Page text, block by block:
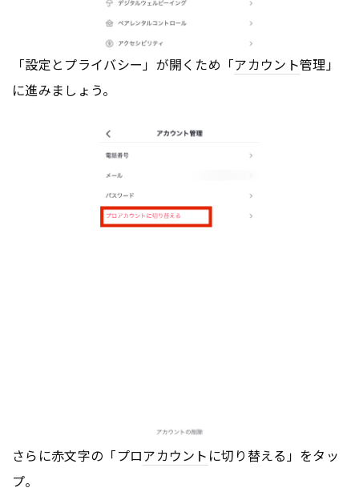
「設定とプライバシー」が開くため「アカウント管理」
に進みましょう。
さらに赤文字の「プロアカウント に切り替える」をタッ
プ。